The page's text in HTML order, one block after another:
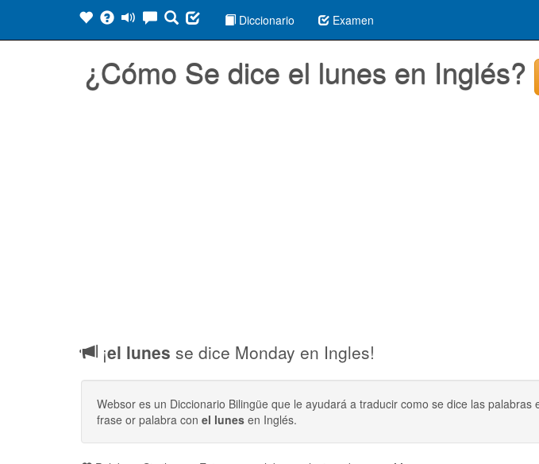
Diccionario Examen
¿Cómo Se dice el lunes en Inglés?
¡el lunes se dice Monday en Ingles!
Websor es un Diccionario Bilingüe que le ayudará a traducir como se dice las
frase or palabra con el lunes en Inglés.